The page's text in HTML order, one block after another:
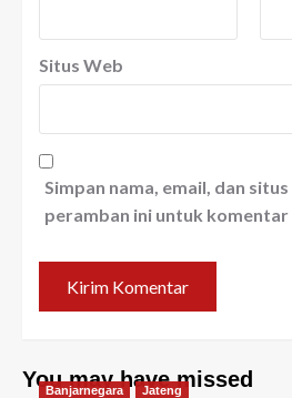
Situs Web
Simpan nama, email, dan
peramban ini untuk
You may have missed
Banjarnegara Jateng